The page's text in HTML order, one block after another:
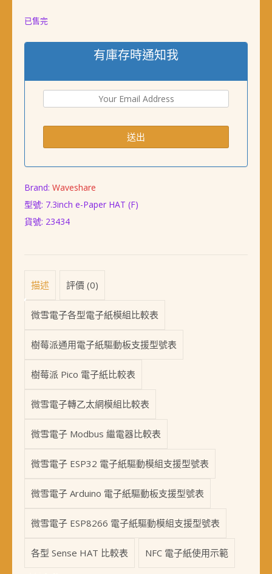
已售完
有庫存時通知我
Brand: Waveshare
型號: 7.3inch e-Paper HAT (F)
貨號: 23434
描述 評價 (0)
微雪電子各型電子紙模組比較表
樹莓派通用電子紙驅動板支援型號表
樹莓派 Pico 電子紙比較表
微雪電子轉乙太網模組比較表
微雪電子 Modbus 繼電器比較表
微雪電子 ESP32 電子紙驅動模組支援型號表
微雪電子 Arduino 電子紙驅動板支援型號表
微雪電子 ESP8266 電子紙驅動模組支援型號表
各型 Sense HAT 比較表 NFC 電子紙使用示範